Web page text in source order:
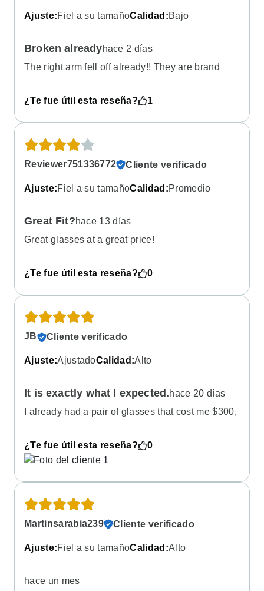
Ajuste:Fiel a su tamañoCalidad :Bajo
Broken alreadyhace 2 días
The right arm fell off already!! They are brand
¿Te fue útil esta reseña? 1
Reviewer751336772 Cliente verificado
Ajuste:Fiel a su tamañoCalidad :Promedio
Great Fit?hace 13 días
Great glasses at a great price!
¿Te fue útil esta reseña? 0
JB Cliente verificado
Ajuste:AjustadoCalidad :Alto
It is exactly what I expected.hace 20 días
I already had a pair of glasses that cost me $300,
the same quality and features as my old ones but
cost only $52. When I received them and tried
less. Thanks.Plus, I didn't know my face
¿Te fue útil esta reseña? 0
Martinsarabia239 Cliente verificado
Ajuste:Fiel a su tamañoCalidad :Alto
hace un mes